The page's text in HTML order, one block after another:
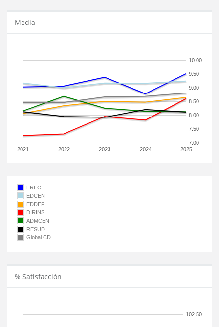
Media
2021 2022 2023 2024 2025
7.00
7.50
8.00
8.50
9.00
9.50
10.00
EREC
EDCEN
EDDEP
DIRINS
ADMCEN
RESUD
Global CD
% Satisfacción
102.50